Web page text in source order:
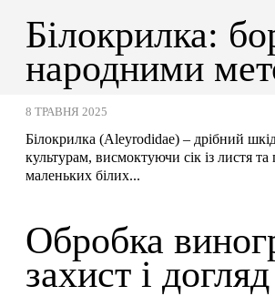
Білокрилка:
народними
8 ТРАВНЯ 2025
Білокрилка (Aleyrodidae) – дрібний
культурам, висмоктуючи сік із листя
маленьких білих...
Обробка
захист і догляд